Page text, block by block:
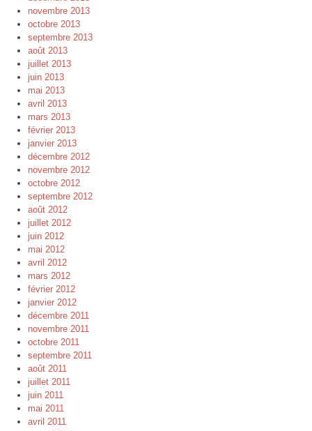
novembre 2013
octobre 2013
septembre 2013
août 2013
juillet 2013
juin 2013
mai 2013
avril 2013
mars 2013
février 2013
janvier 2013
décembre 2012
novembre 2012
octobre 2012
septembre 2012
août 2012
juillet 2012
juin 2012
mai 2012
avril 2012
mars 2012
février 2012
janvier 2012
décembre 2011
novembre 2011
octobre 2011
septembre 2011
août 2011
juillet 2011
juin 2011
mai 2011
avril 2011